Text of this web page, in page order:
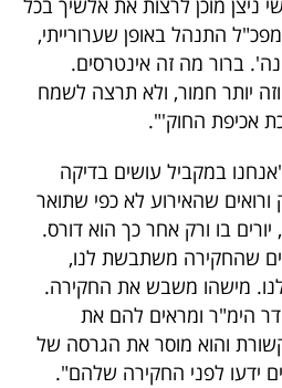
ניצן מוכן לרצות את אלשיך בכל
התנהל באופן שערורייתי,
ברור מה זה אינטרסים.
וזה יותר חמור, ולא תרצה לשמח
אכיפת החוק'".
במקביל עושים בדיקה
ורואים שהאירוע לא כפי שתואר
בו ורק אחר כך הוא דורס.
שהחקירה משתבשת לנו,
מישהו משבש את החקירה.
הימ"ר ומראים להם את
והוא מוסר את הגרסה של
ידעו לפני החקירה שלהם".